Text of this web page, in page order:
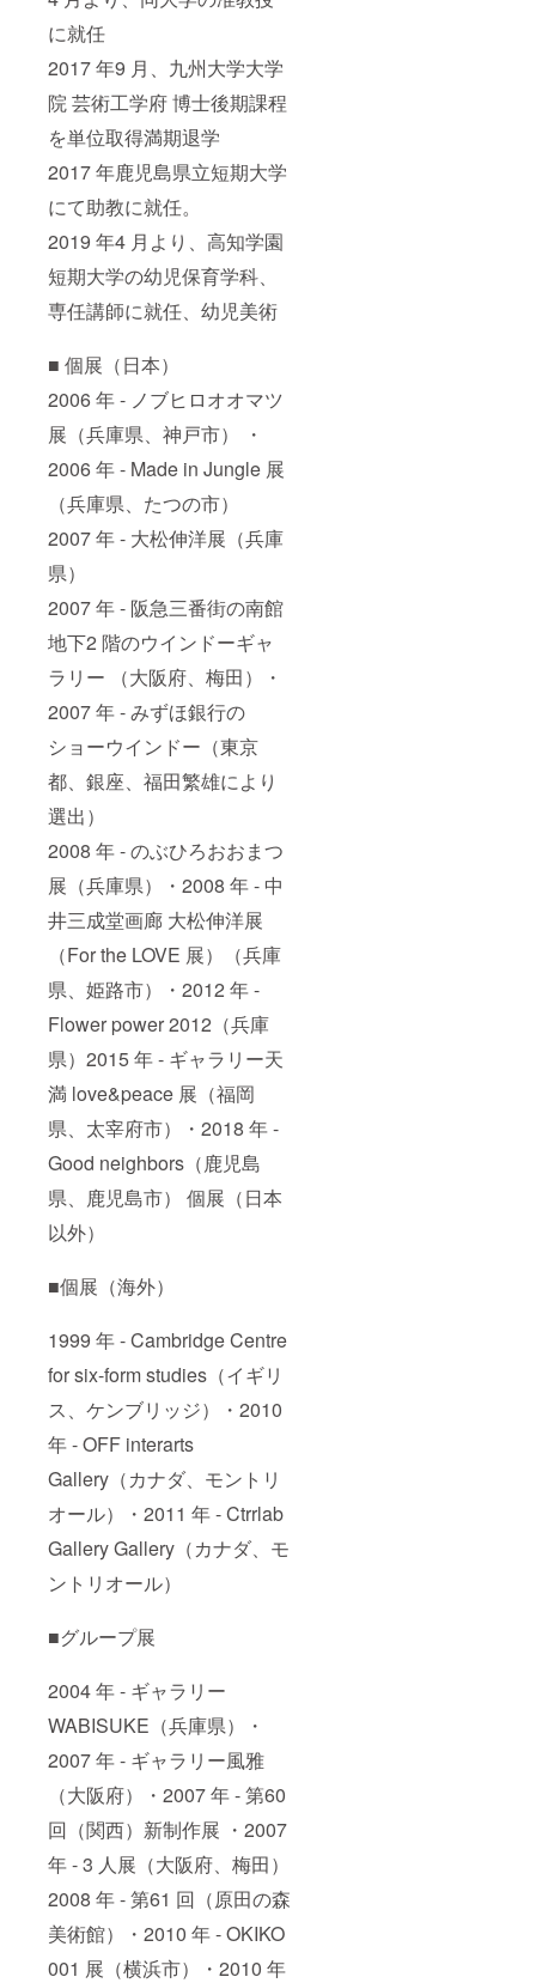
に就任
2017 年9 月、九州大学大学
院 芸術工学府 博士後期課程
を単位取得満期退学
2017 年鹿児島県立短期大学
にて助教に就任。
2019 年4 月より、高知学園
短期大学の幼児保育学科、
専任講師に就任、幼児美術
■ 個展（日本）
2006 年 - ノブヒロオオマツ
展（兵庫県、神戸市） ・
2006 年 - Made in Jungle 展
（兵庫県、たつの市）
2007 年 - 大松伸洋展（兵庫
県）
2007 年 - 阪急三番街の南館
地下2 階のウインドーギャ
ラリー （大阪府、梅田）・
2007 年 - みずほ銀行の
ショーウインドー（東京
都、銀座、福田繁雄により
選出）
2008 年 - のぶひろおおまつ
展（兵庫県）・2008 年 - 中
井三成堂画廊 大松伸洋展
（For the LOVE 展）（兵庫
県、姫路市）・2012 年 -
Flower power 2012（兵庫
県）2015 年 - ギャラリー天
満 love&peace 展（福岡
県、太宰府市）・2018 年 -
Good neighbors（鹿児島
県、鹿児島市） 個展（日本
以外）
■個展（海外）
1999 年 - Cambridge Centre
for six-form studies（イギリ
ス、ケンブリッジ）・2010
年 - OFF interarts
Gallery（カナダ、モントリ
オール）・2011 年 - Ctrrlab
Gallery Gallery（カナダ、モ
ントリオール）
■グループ展
2004 年 - ギャラリー
WABISUKE（兵庫県）・
2007 年 - ギャラリー風雅
（大阪府）・2007 年 - 第60
回（関西）新制作展 ・2007
年 - 3 人展（大阪府、梅田）
2008 年 - 第61 回（原田の森
美術館）・2010 年 - OKIKO
001 展（横浜市）・2010 年